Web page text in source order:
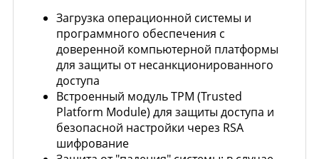
Загрузка операционной системы и
программного обеспечения с
доверенной компьютерной платформы
для защиты от несанкционированного
доступа
Встроенный модуль TPM (Trusted
Platform Module) для защиты доступа и
безопасной настройки через RSA
шифрование